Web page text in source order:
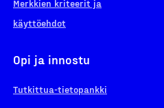
Merkkien kriteerit ja
käyttöehdot
Opi ja innostu
Tutkittua-tietopankki